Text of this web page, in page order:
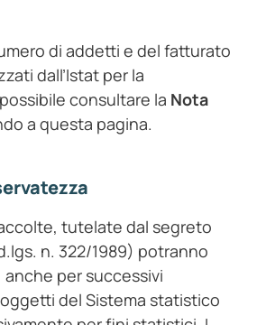
di addetti e del fatturato
dall’Istat per la
consultare la Nota
a questa pagina.
tutelate dal segreto
n. 322/1989) potranno
per successivi
del Sistema statistico